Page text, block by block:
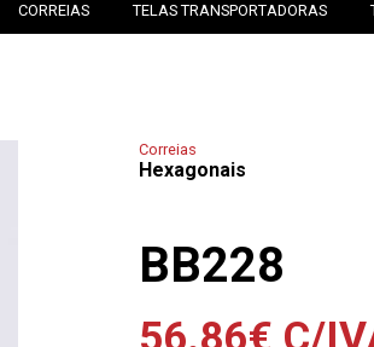
CORREIAS TELAS TRANSPORTADORAS
Correias
Hexagonais
BB228